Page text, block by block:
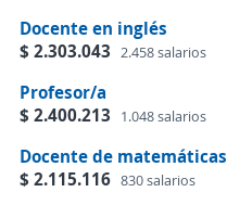
Docente en inglés
$ 2.303.043 2.458 salarios
Profesor/a
$ 2.400.213
1.048 salarios
Docente de matemáticas
$ 2.115.116 830 salarios